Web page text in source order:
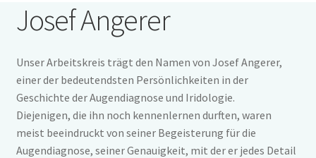
Veranstaltungen
öffnen
Der Arbeitskreis
Unser Team
Josef Angerer
Josef Angerer
Unser Arbeitskreis trägt den Namen von Josef Angerer,
einer der bedeutendsten Persönlichkeiten in der
Geschichte der Augendiagnose und Iridologie.
Diejenigen, die ihn noch kennenlernen durften, waren
meist beeindruckt von seiner Begeisterung für die
Augendiagnose, seiner Genauigkeit, mit der er jedes Detail